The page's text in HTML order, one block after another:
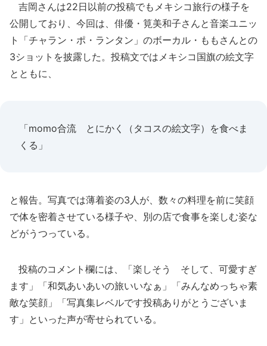
吉岡さんは22日以前の投稿でもメキシコ旅行の様子を
公開しており、今回は、俳優・筧美和子さんと音楽ユニッ
ト「チャラン・ポ・ランタン」のボーカル・ももさんとの
3ショットを披露した。投稿文ではメキシコ国旗の絵文字
とともに、
「momo合流 とにかく（タコスの絵文字）を食べま
くる」
と報告。写真では薄着姿の3人が、数々の料理を前に笑顔
で体を密着させている様子や、別の店で食事を楽しむ姿な
どがうつっている。
投稿のコメント欄には、「楽しそう そして、可愛すぎ
ます」「和気あいあいの旅いいなぁ」「みんなめっちゃ素
敵な笑顔」「写真集レベルです投稿ありがとうございま
す」といった声が寄せられている。